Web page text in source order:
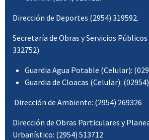
Dirección de Deportes (2954) 319592.
Secretaría de Obras y Servicios
332752)
Guardia Agua Potable (Celular):
Guardia de Cloacas (Celular):
Dirección de Ambiente: (2954) 269326
Dirección de Obras Particulares y
Urbanístico: (2954) 513712